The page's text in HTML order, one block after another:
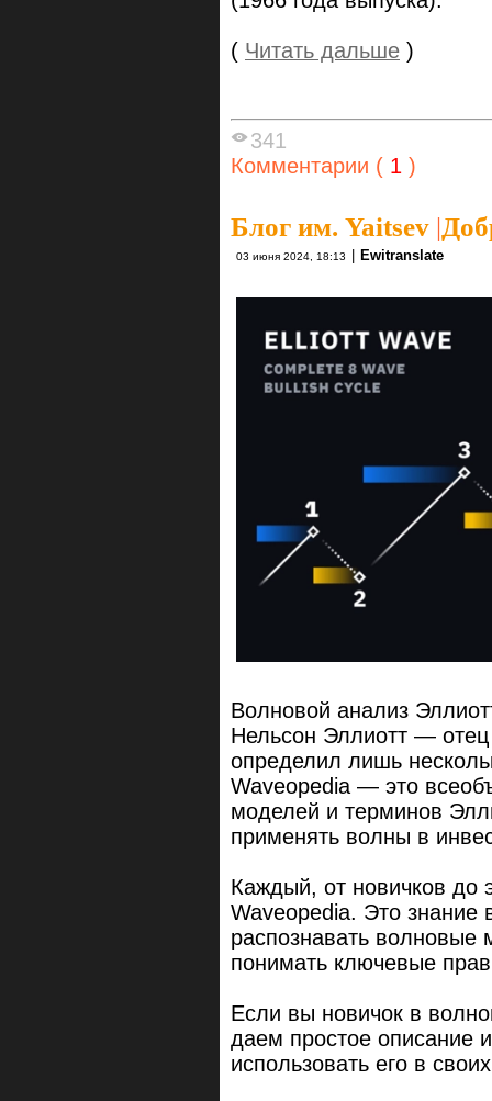
( Читать дальше )
341
Комментарии ( 1 )
Блог им. Yaitsev |
03 июня 2024, 18:13 Ewitranslate
Волновой анализ
Нельсон Эллиотт —
определил лишь
Waveopedia — это
моделей и терминов
применять волны в
Каждый, от новичков до
Waveopedia. Это знание
распознавать волновые
понимать ключевые
Если вы новичок в
даем простое описание
использовать его в